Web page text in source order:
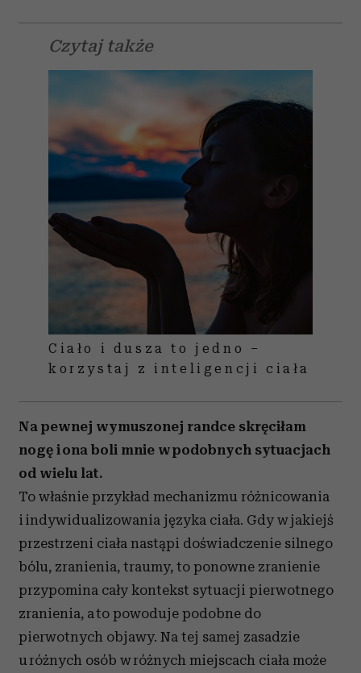
Czytaj także
Ciało i dusza to jedno –
korzystaj z inteligencji ciała
Na pewnej wymuszonej randce skręciłam
nogę i ona boli mnie w podobnych sytuacjach
od wielu lat.
To właśnie przykład mechanizmu różnicowania
i indywidualizowania języka ciała. Gdy w jakiejś
przestrzeni ciała nastąpi doświadczenie silnego
bólu, zranienia, traumy, to ponowne zranienie
przypomina cały kontekst sytuacji pierwotnego
zranienia, a to powoduje podobne do
pierwotnych objawy. Na tej samej zasadzie
u różnych osób w różnych miejscach ciała może